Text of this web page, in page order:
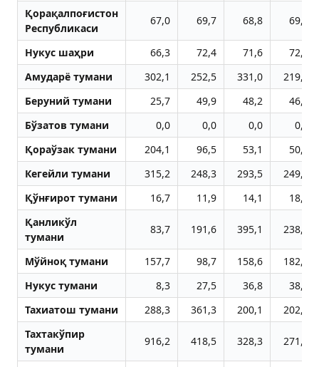
Қорақалпоғистон
Республикаси
67,0 69,7 68,8 69,7
Нукус шаҳри 66,3 72,4 71,6
72,8
Aмударё тумани
302,1 252,5 331,0
219,1
Беруний тумани
25,7 49,9 48,2
46,4
Бўзатов тумани
0,0 0,0 0,0
0,0
Қораўзак тумани
204,1 96,5 53,1
50,7
Кегейли тумани
315,2 248,3 293,5
249,3
Қўнғирот тумани
16,7 11,9 14,1
18,0
Қанликўл
тумани
83,7 191,6 395,1 238,5
Мўйноқ тумани 157,7 98,7 158,6
182,6
Нукус тумани
8,3 27,5 36,8
38,5
Тахиатош тумани
288,3 361,3 200,1
202,4
Тахтакўпир
тумани
916,2 418,5 328,3 271,3